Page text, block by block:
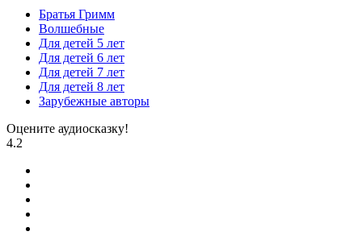
Братья Гримм
Волшебные
Для детей 5 лет
Для детей 6 лет
Для детей 7 лет
Для детей 8 лет
Зарубежные авторы
Оцените аудиосказку!
4.2